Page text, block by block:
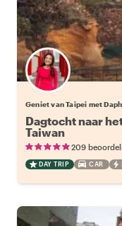
Geniet van Taipei met
Dagtocht naar
Taiwan
209
DAY TRIP CAR